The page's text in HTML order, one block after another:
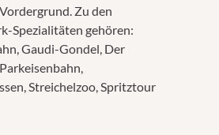
Zu den
Spezialitäten gehören:
Gaudi-Gondel, Der
Streichelzoo, Spritztour